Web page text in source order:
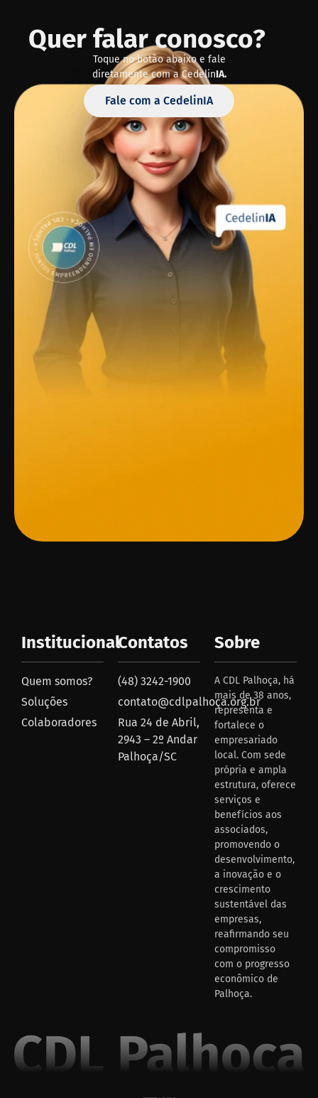
Quer falar conosco?
Toque no botão abaixo e fale
diretamente com a CedelinIA.
Fale com a CedelinIA
Institucional
Quem somos?
Soluções
Colaboradores
Contatos
(48) 3242-1900
contato@cdlpalhoça.org.br
Rua 24 de Abril,
2943 – 2º Andar
Palhoça/SC
Sobre
A CDL Palhoça, há
mais de 38 anos,
representa e
fortalece o
empresariado
local. Com sede
própria e ampla
estrutura, oferece
serviços e
benefícios aos
associados,
promovendo o
desenvolvimento,
a inovação e o
crescimento
sustentável das
empresas,
reafirmando seu
compromisso
com o progresso
econômico de
Palhoça.